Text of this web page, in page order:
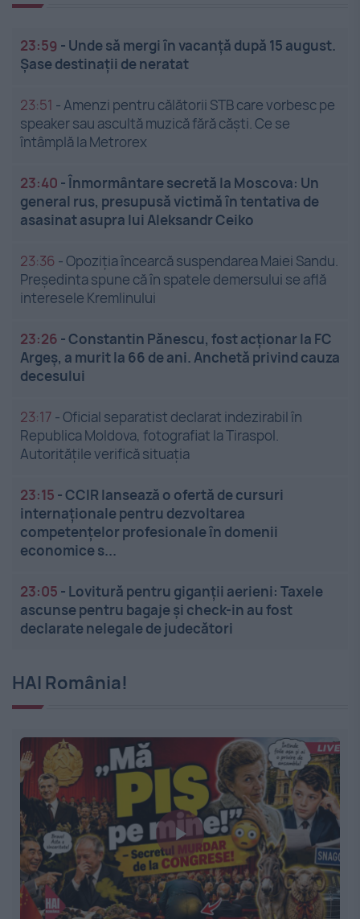
23:59 - Unde să mergi în vacanță după 15 august.
Șase destinații de neratat
23:51 -Amenzi pentru călătorii STB care vorbesc pe
speaker sau ascultă muzică fără căști. Ce se
întâmplă la Metrorex
23:40 -Înmormântare secretă la Moscova: Un
general rus, presupusă victimă în tentativa de
asasinat asupra lui Aleksandr Ceiko
23:36 -Opoziția încearcă suspendarea Maiei Sandu.
Președinta spune că în spatele demersului se află
interesele Kremlinului
23:26 -Constantin Pănescu, fost acționar la FC
Argeș, a murit la 66 de ani. Anchetă privind cauza
decesului
23:17 -Oficial separatist declarat indezirabil în
Republica Moldova, fotografiat la Tiraspol.
Autoritățile verifică situația
23:15 -CCIR lansează o ofertă de cursuri
internaționale pentru dezvoltarea
competențelor profesionale în domenii
economice s...
23:05 - Lovitură pentru giganții aerieni: Taxele
ascunse pentru bagaje și check-in au fost
declarate nelegale de judecători
HAI România!